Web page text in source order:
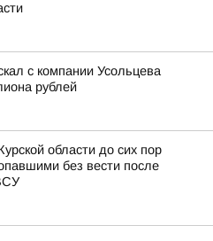
с компании Усольцева
рублей
области до сих пор
без вести после